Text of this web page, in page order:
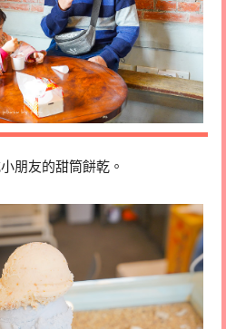
朋友的甜筒餅乾。